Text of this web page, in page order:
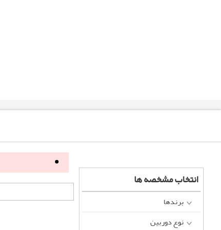
انتخاب مشخصه ها
برندها
نوع دوربین